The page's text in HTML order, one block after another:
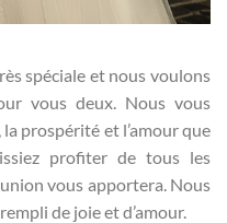
spéciale et nous voulons
vous deux. Nous vous
prospérité et l’amour que
profiter de tous les
vous apportera. Nous
de joie et d’amour.